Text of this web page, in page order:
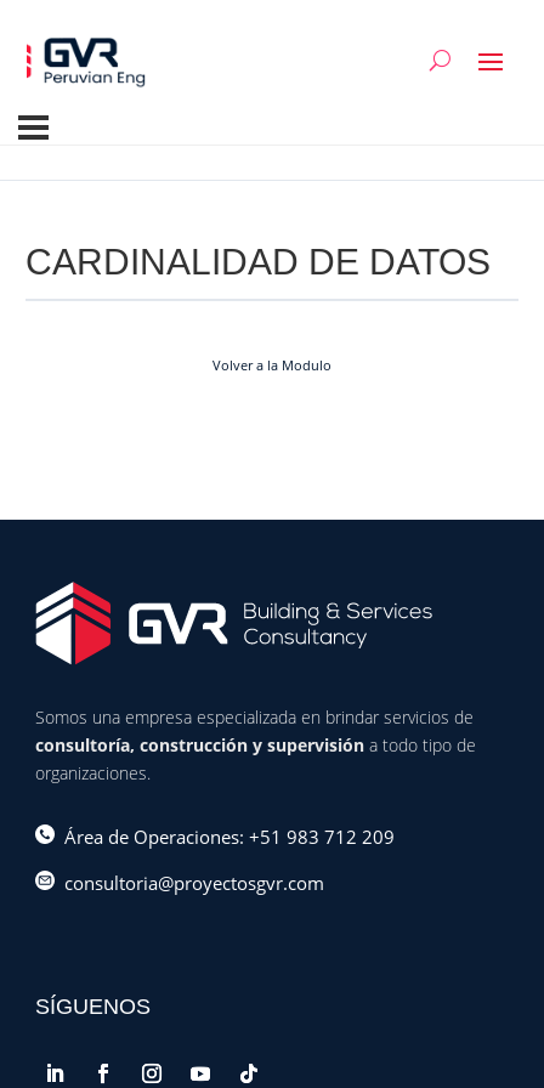
CARDINALIDAD DE DATOS
Volver a la Modulo
Somos una empresa especializada en brindar servicios de
consultoría, construcción y supervisión a todo tipo de
organizaciones.
Área de Operaciones: +51 983 712 209
consultoria@proyectosgvr.com
SÍGUENOS